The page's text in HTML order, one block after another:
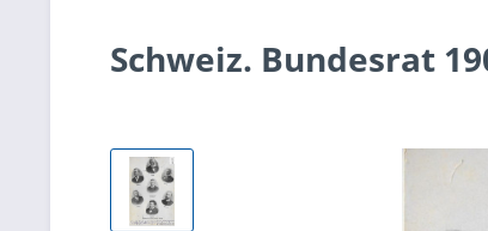
Schweiz. Bundesrat